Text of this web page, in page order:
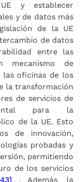
y establecer
y de datos más
de la UE
de datos
entre las
mecanismo de
oficinas de los
la transformación
de servicios de
para la
de la UE. Esto
de innovación,
probadas y
permitiendo
de los servicios
. Además, la